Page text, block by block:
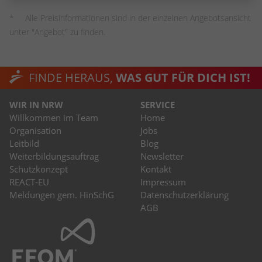
Alle Preisinformationen sind in der einzelnen Angebotsansicht
unter "Angebot" zu finden.
FINDE HERAUS, WAS GUT FÜR DICH IST!
WIR IN NRW
Willkommen im Team
Organisation
Leitbild
Weiterbildungsauftrag
Schutzkonzept
REACT-EU
Meldungen gem. HinSchG
SERVICE
Home
Jobs
Blog
Newsletter
Kontakt
Impressum
Datenschutzerklärung
AGB
Form.
Anbieter Google Analytics
Laufzeit
Zweck
Dieser Cookie identifiziert die Besucher
nach Alter, Geschlecht oder Interessen
und nutzt dazu den DoubleClick des
Google Tag Manager, um die gezielte
Anzeigenplatzierung zu vereinfachen.